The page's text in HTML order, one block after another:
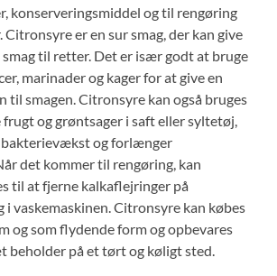
konserveringsmiddel og til rengøring
er en sur smag, der kan give
smag til retter. Det er især godt at bruge
marinader og kager for at give en
til smagen. Citronsyre kan også bruges
og grøntsager i saft eller syltetøj,
og forlænger
det kommer til rengøring, kan
til at fjerne kalkaflejringer på
i vaskemaskinen. Citronsyre kan købes
og som flydende form og opbevares
beholder på et tørt og køligt sted.